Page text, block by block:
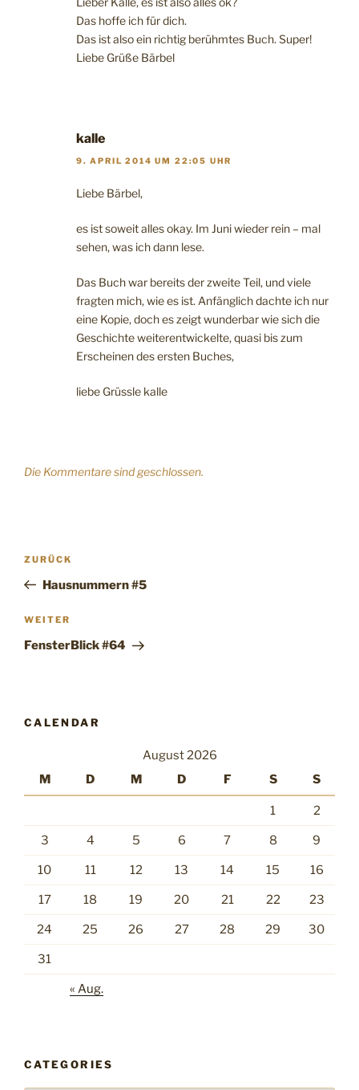
Das hoffe ich für dich.
Das ist also ein richtig berühmtes Buch. Super!
Liebe Grüße Bärbel
kalle
9. APRIL 2014 UM 22:05 UHR
Liebe Bärbel,
es ist soweit alles okay. Im Juni wieder rein – mal
sehen, was ich dann lese.
Das Buch war bereits der zweite Teil, und viele
fragten mich, wie es ist. Anfänglich dachte ich nur
eine Kopie, doch es zeigt wunderbar wie sich die
Geschichte weiterentwickelte, quasi bis zum
Erscheinen des ersten Buches,
liebe Grüssle kalle
Die Kommentare sind geschlossen.
Beitragsnavigation
Vorheriger
Beitrag
ZURÜCK
Hausnummern #5
Nächster
Beitrag
WEITER
FensterBlick #64
CALENDAR
August 2026
M
D M D F S S
1 2
3 4 5 6 7 8 9
10 11 12 13 14 15 16
17 18 19 20 21 22 23
24 25 26 27 28 29 30
31
« Aug.
CATEGORIES